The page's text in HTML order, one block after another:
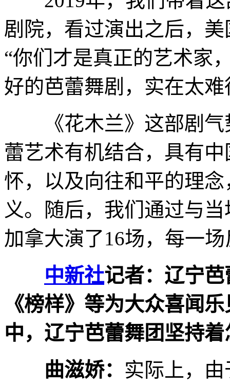
剧院，看过演出之后，
“你们才是真正的艺术家
好的芭蕾舞剧，实在太难
《花木兰》这部剧气
蕾艺术有机结合，具有
怀，以及向往和平的理
义。随后，我们通过与
加拿大演了16场，每一
中新社记者：辽宁
《榜样》等为大众喜闻
中，辽宁芭蕾舞团坚持
曲滋娇： 实际上，